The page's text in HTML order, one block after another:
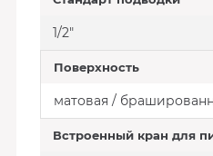
1/2"
Поверхность
матовая /
Встроенный кран для